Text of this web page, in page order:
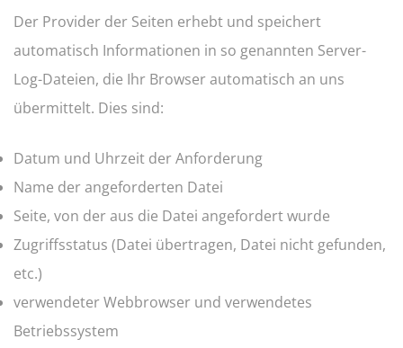
Der Provider der Seiten erhebt und speichert
automatisch Informationen in so genannten Server-
Log-Dateien, die Ihr Browser automatisch an uns
übermittelt. Dies sind:
Datum und Uhrzeit der Anforderung
Name der angeforderten Datei
Seite, von der aus die Datei angefordert wurde
Zugriffsstatus (Datei übertragen, Datei nicht gefunden,
etc.)
verwendeter Webbrowser und verwendetes
Betriebssystem